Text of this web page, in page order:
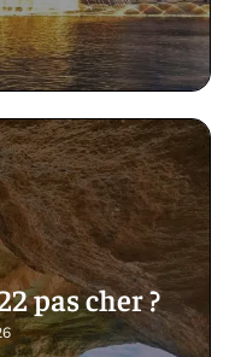
pas cher ?